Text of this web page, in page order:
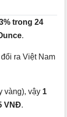
trong 24
.
ra Việt Nam
vàng), vậy 1
VNĐ.